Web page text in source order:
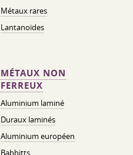
Métaux rares
Lantanoïdes
MÉTAUX NON
FERREUX
Aluminium laminé
Duraux laminés
Aluminium européen
Babbitts